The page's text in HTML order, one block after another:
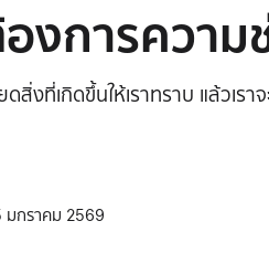
งการความ
ดสิ่งที่เกิดขึ้นให้เราทราบ แล้วเร
มกราคม 2569